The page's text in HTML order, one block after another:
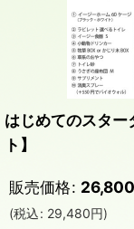
はじめてのスタ
ト】
販売価格: 26,800
(税込: 29,480円)